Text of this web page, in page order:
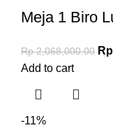
Meja 1 Biro
Rp2,068,000.00 Rp
Add to cart
-11%